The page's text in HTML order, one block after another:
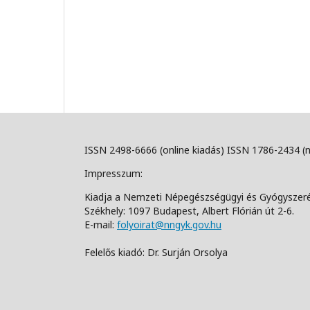
ISSN 2498-6666 (online kiadás) ISSN 1786-2434
Impresszum:
Kiadja a Nemzeti Népegészségügyi és
Székhely: 1097 Budapest, Albert Flórián út 2-6.
E-mail: folyoirat@nngyk.gov.hu
Felelős kiadó: Dr. Surján Orsolya